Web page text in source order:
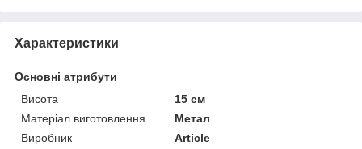
Характеристики
Основні атрибути
Висота
15 см
Матеріал виготовлення
Метал
Виробник
Article